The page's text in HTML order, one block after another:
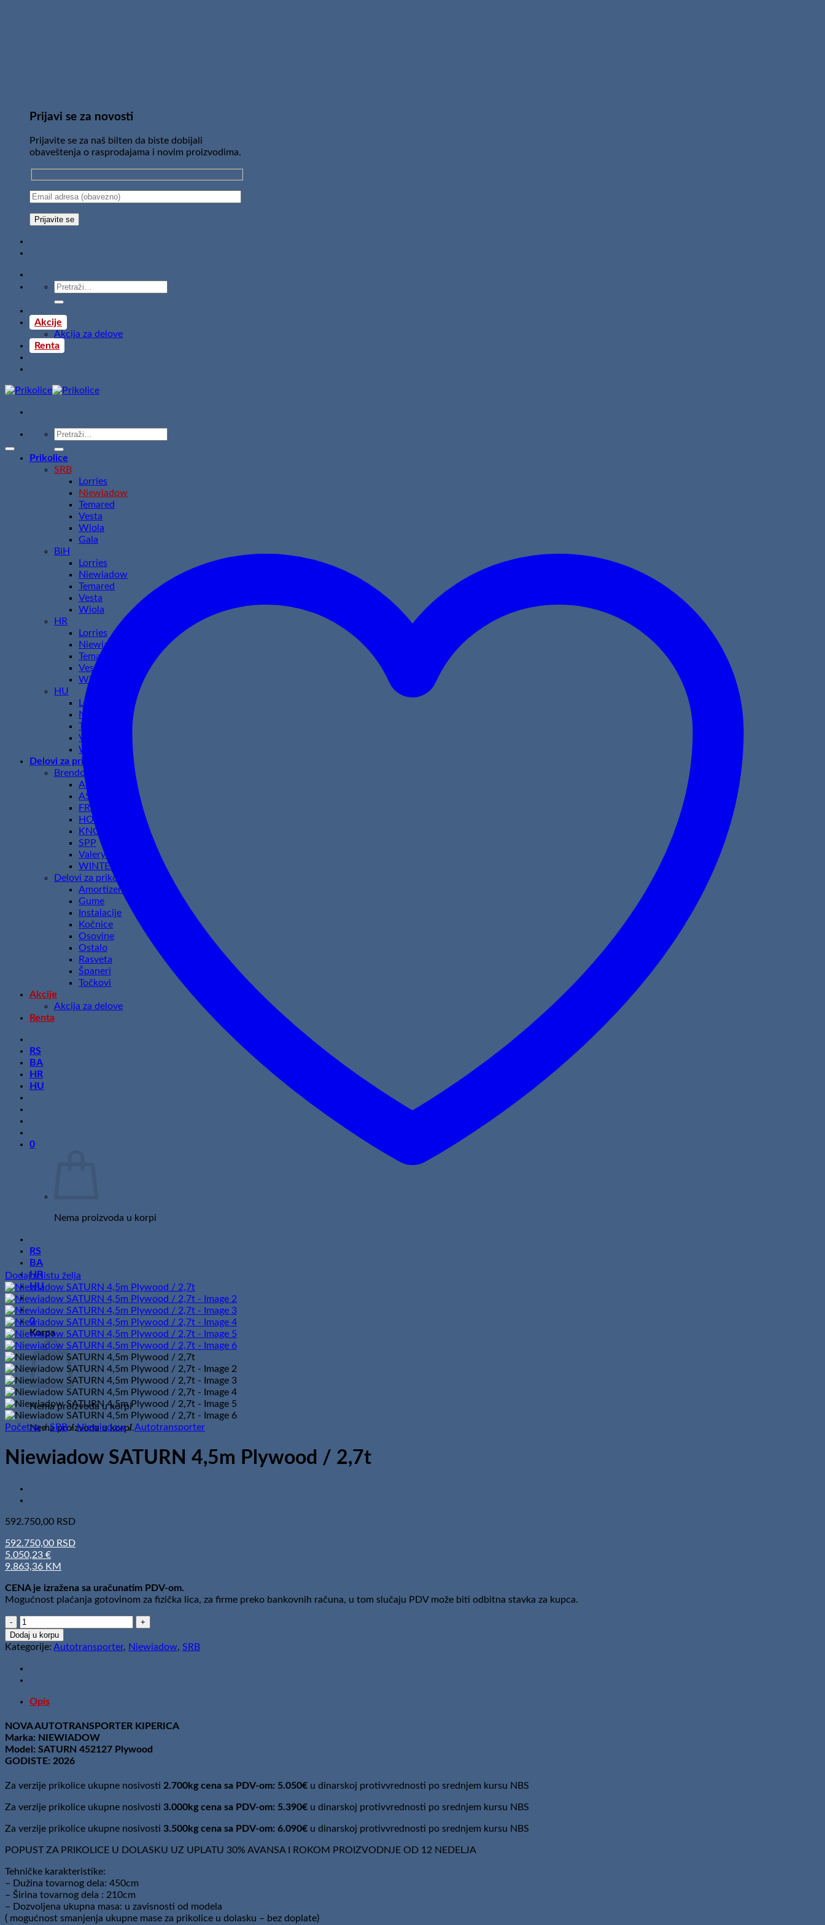
Prijavi se za novosti
Prijavite se za naš bilten da biste dobijali
obaveštenja o rasprodajama i novim proizvodima.
Pretraži:
Akcije
Akcija za delove
Renta
Pretraži:
Prikolice
SRB
Lorries
Niewiadow
Temared
Vesta
Wiola
Gala
BiH
Lorries
Niewiadow
Temared
Vesta
Wiola
HR
Lorries
Niewiadow
Temared
Vesta
Wiola
HU
Lorries
Niewiadow
Temared
Vesta
Wiola
Delovi za prikolice
Brendovi
AL-KO
ASPOCK
FRISTOM
HORPOL
KNOTT
SPP
Valeryd
WINTERHOFF
Delovi za prikolice
Amortizeri
Gume
Instalacije
Kočnice
Osovine
Ostalo
Rasveta
Španeri
Točkovi
Akcije
Akcija za delove
Renta
RS
BA
HR
HU
0
Nema proizvoda u korpi
RS
BA
HR
HU
0
Korpa
Nema proizvoda u korpi
Nema proizvoda u korpi.
Dodaj u listu želja
Početna / SRB / Niewiadow /Autotransporter
Niewiadow SATURN 4,5m Plywood / 2,7t
592.750,00 RSD
592.750,00 RSD
5.050,23 €
9.863,36 KM
CENA je izražena sa uračunatim PDV-om.
Mogućnost plaćanja gotovinom za fizička lica, za firme preko bankovnih računa, u tom slučaju PDV može biti odbitna stavka za kupca.
Niewiadow
SATURN
4,5m
/
2,7t
Dodaj u korpu
Kategorije: Autotransporter, Niewiadow, SRB
Opis
NOVA AUTOTRANSPORTER KIPERICA
Marka: NIEWIADOW
Model: SATURN 452127 Plywood
GODISTE: 2026
Za verzije prikolice ukupne nosivosti 2.700kg cena sa PDV-om: 5.050€ u dinarskoj protivvrednosti po srednjem kursu NBS
Za verzije prikolice ukupne nosivosti 3.000kg cena sa PDV-om: 5.390€ u dinarskoj protivvrednosti po srednjem kursu NBS
Za verzije prikolice ukupne nosivosti 3.500kg cena sa PDV-om: 6.090€ u dinarskoj protivvrednosti po srednjem kursu NBS
POPUST ZA PRIKOLICE U DOLASKU UZ UPLATU 30% AVANSA I ROKOM PROIZVODNJE OD 12 NEDELJA
Tehničke karakteristike:
– Dužina tovarnog dela: 450cm
– Širina tovarnog dela : 210cm
– Dozvoljena ukupna masa: u zavisnosti od modela
( mogućnost smanjenja ukupne mase za prikolice u dolasku – bez doplate)